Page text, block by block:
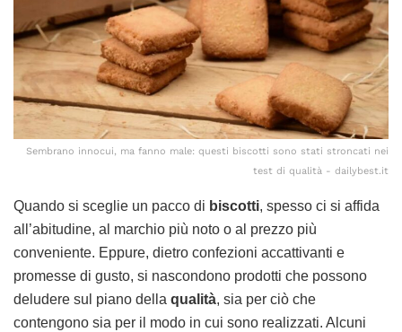
Sembrano innocui, ma fanno male: questi biscotti sono stati stroncati nei
test di qualità - dailybest.it
Quando si sceglie un pacco di biscotti, spesso ci si affida
all’abitudine, al marchio più noto o al prezzo più
conveniente. Eppure, dietro confezioni accattivanti e
promesse di gusto, si nascondono prodotti che possono
deludere sul piano della qualità, sia per ciò che
contengono sia per il modo in cui sono realizzati. Alcuni